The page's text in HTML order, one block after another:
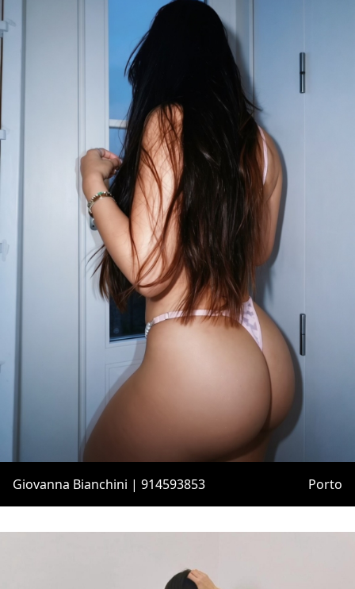
Giovanna Bianchini | 914593853 Porto